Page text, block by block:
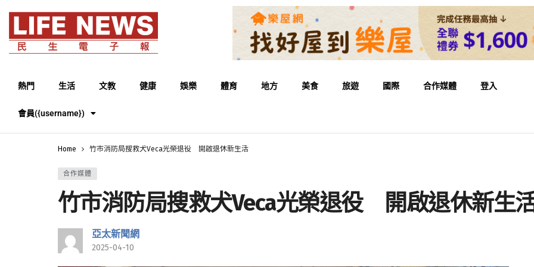
熱門 生活 文教 健康 娛樂 體育 地方 美食 旅遊 國際 合作媒體 登入
會員({username})
Home 竹市消防局搜救犬Veca光榮退役 開啟退休新生活
合作媒體
竹市消防局搜救犬Veca光榮退役 開啟退休新生
亞太新聞網
2025-04-10